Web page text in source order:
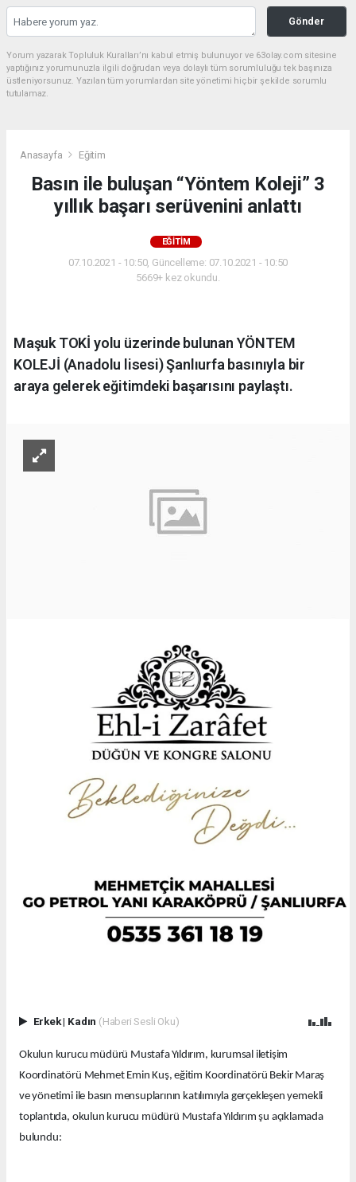
Gönder
Yorum yazarak Topluluk Kuralları’nı kabul etmiş bulunuyor ve 63olay.com sitesine
yaptığınız yorumunuzla ilgili doğrudan veya dolaylı tüm sorumluluğu tek başınıza
üstleniyorsunuz. Yazılan tüm yorumlardan site yönetimi hiçbir şekilde sorumlu
tutulamaz.
Anasayfa Eğitim
Basın ile buluşan “Yöntem Koleji” 3
yıllık başarı serüvenini anlattı
EĞITIM
07.10.2021 - 10:50, Güncelleme: 07.10.2021 - 10:50
5669+ kez okundu.
Maşuk TOKİ yolu üzerinde bulunan YÖNTEM
KOLEJİ (Anadolu lisesi) Şanlıurfa basınıyla bir
araya gelerek eğitimdeki başarısını paylaştı.
Erkek| Kadın (Haberi Sesli Oku)
Okulun kurucu müdürü Mustafa Yıldırım, kurumsal iletişim
Koordinatörü Mehmet Emin Kuş, eğitim Koordinatörü Bekir Maraş
ve yönetimi ile basın mensuplarının katılımıyla gerçekleşen yemekli
toplantıda, okulun kurucu müdürü Mustafa Yıldırım şu açıklamada
bulundu: